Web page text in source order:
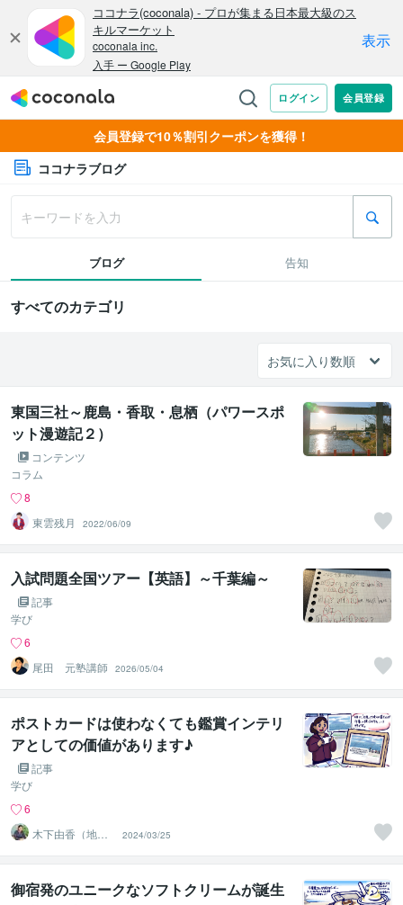
会員登録で10％割引クーポンを獲得！
ココナラブログ
ブログ 告知
すべてのカテゴリ
東国三社～鹿島・香取・息栖（パワースポ
ット漫遊記２）
コンテンツ
コラム
8
東雲残月
2022/06/09
入試問題全国ツアー【英語】～千葉編～
記事
学び
6
尾田 元塾講師 2026/05/04
ポストカードは使わなくても鑑賞インテリ
アとしての価値があります♪
記事
学び
6
木下由香（地域
繋がり手描きデ
ザイナー）
2024/03/25
御宿発のユニークなソフトクリームが誕生